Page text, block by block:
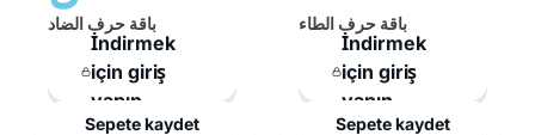
باقة حرف الضاد
İndirmek
için giriş
yapın
Sepete kaydet
باقة حرف الطاء
İndirmek
için giriş
yapın
Sepete kaydet